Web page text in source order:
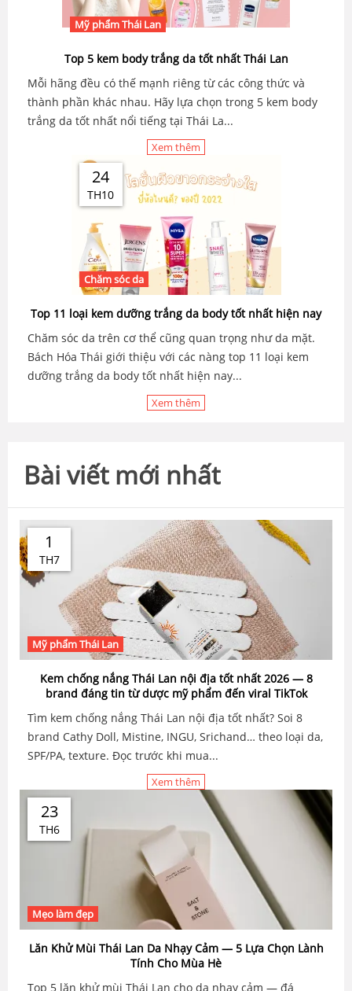
Mỹ phẩm Thái Lan
Top 5 kem body trắng da tốt nhất Thái Lan
Mỗi hãng đều có thế mạnh riêng từ các công thức và
thành phần khác nhau. Hãy lựa chọn trong 5 kem body
trắng da tốt nhất nổi tiếng tại Thái La...
Xem thêm
24
TH10
Chăm sóc da
Top 11 loại kem dưỡng trắng da body tốt nhất hiện nay
Chăm sóc da trên cơ thể cũng quan trọng như da mặt.
Bách Hóa Thái giới thiệu với các nàng top 11 loại kem
dưỡng trắng da body tốt nhất hiện nay...
Xem thêm
Bài viết mới nhất
1
TH7
Mỹ phẩm Thái Lan
Kem chống nắng Thái Lan nội địa tốt nhất 2026 — 8
brand đáng tin từ dược mỹ phẩm đến viral TikTok
Tìm kem chống nắng Thái Lan nội địa tốt nhất? Soi 8
brand Cathy Doll, Mistine, INGU, Srichand… theo loại da,
SPF/PA, texture. Đọc trước khi mua...
Xem thêm
23
TH6
Mẹo làm đẹp
Lăn Khử Mùi Thái Lan Da Nhạy Cảm — 5 Lựa Chọn Lành
Tính Cho Mùa Hè
Top 5 lăn khử mùi Thái Lan cho da nhạy cảm — đá